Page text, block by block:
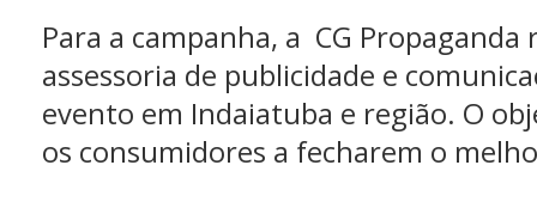
Para a campanha, a CG Propaganda
assessoria de publicidade e
evento em Indaiatuba e região. O
os consumidores a fecharem o